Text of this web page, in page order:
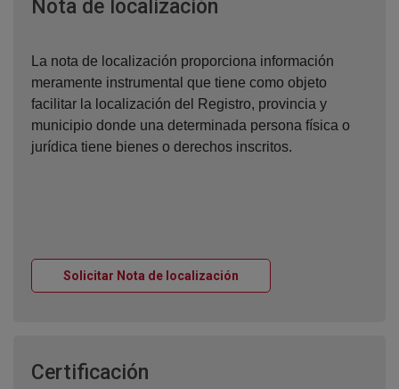
Nota de localización
La nota de localización proporciona información
meramente instrumental que tiene como objeto
facilitar la localización del Registro, provincia y
municipio donde una determinada persona física o
jurídica tiene bienes o derechos inscritos.
Solicitar Nota de localización
Certificación